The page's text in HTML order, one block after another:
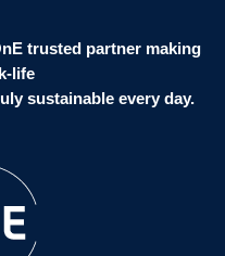
trusted partner making
life
sustainable every day.